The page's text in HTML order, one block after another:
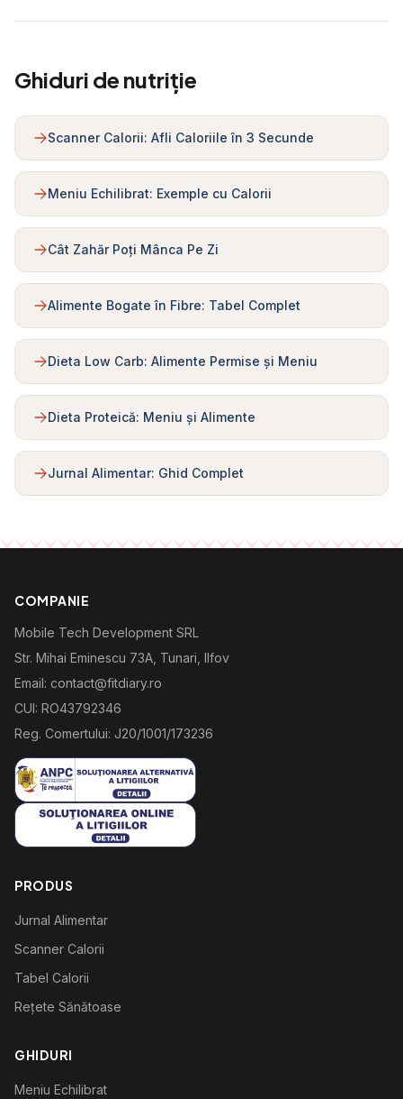
Ghiduri de nutriție
Scanner Calorii: Afli Caloriile în 3 Secunde
Meniu Echilibrat: Exemple cu Calorii
Cât Zahăr Poți Mânca Pe Zi
Alimente Bogate în Fibre: Tabel Complet
Dieta Low Carb: Alimente Permise și Meniu
Dieta Proteică: Meniu și Alimente
Jurnal Alimentar: Ghid Complet
COMPANIE
Mobile Tech Development SRL
Str. Mihai Eminescu 73A, Tunari, Ilfov
Email: contact@fitdiary.ro
CUI: RO43792346
Reg. Comertului: J20/1001/173236
PRODUS
Jurnal Alimentar
Scanner Calorii
Tabel Calorii
Rețete Sănătoase
GHIDURI
Meniu Echilibrat